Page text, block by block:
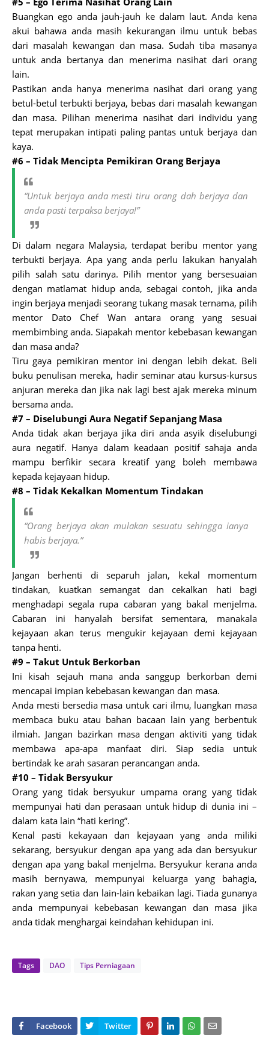
Buangkan ego anda jauh-jauh ke dalam laut. Anda kena
akui bahawa anda masih kekurangan ilmu untuk bebas
dari masalah kewangan dan masa. Sudah tiba masanya
untuk anda bertanya dan menerima nasihat dari orang
lain.
Pastikan anda hanya menerima nasihat dari orang yang
betul-betul terbukti berjaya, bebas dari masalah kewangan
dan masa. Pilihan menerima nasihat dari individu yang
tepat merupakan intipati paling pantas untuk berjaya dan
kaya.
#6 – Tidak Mencipta Pemikiran Orang Berjaya
“Untuk berjaya anda mesti tiru orang dah berjaya dan
anda pasti terpaksa berjaya!”
Di dalam negara Malaysia, terdapat beribu mentor yang
terbukti berjaya. Apa yang anda perlu lakukan hanyalah
pilih salah satu darinya. Pilih mentor yang bersesuaian
dengan matlamat hidup anda, sebagai contoh, jika anda
ingin berjaya menjadi seorang tukang masak ternama, pilih
mentor Dato Chef Wan antara orang yang sesuai
membimbing anda. Siapakah mentor kebebasan kewangan
dan masa anda?
Tiru gaya pemikiran mentor ini dengan lebih dekat. Beli
buku penulisan mereka, hadir seminar atau kursus-kursus
anjuran mereka dan jika nak lagi best ajak mereka minum
bersama anda.
#7 – Diselubungi Aura Negatif Sepanjang Masa
Anda tidak akan berjaya jika diri anda asyik diselubungi
aura negatif. Hanya dalam keadaan positif sahaja anda
mampu berfikir secara kreatif yang boleh membawa
kepada kejayaan hidup.
#8 – Tidak Kekalkan Momentum Tindakan
“Orang berjaya akan mulakan sesuatu sehingga ianya
habis berjaya.”
Jangan berhenti di separuh jalan, kekal momentum
tindakan, kuatkan semangat dan cekalkan hati bagi
menghadapi segala rupa cabaran yang bakal menjelma.
Cabaran ini hanyalah bersifat sementara, manakala
kejayaan akan terus mengukir kejayaan demi kejayaan
tanpa henti.
#9 – Takut Untuk Berkorban
Ini kisah sejauh mana anda sanggup berkorban demi
mencapai impian kebebasan kewangan dan masa.
Anda mesti bersedia masa untuk cari ilmu, luangkan masa
membaca buku atau bahan bacaan lain yang berbentuk
ilmiah. Jangan bazirkan masa dengan aktiviti yang tidak
membawa apa-apa manfaat diri. Siap sedia untuk
bertindak ke arah sasaran perancangan anda.
#10 – Tidak Bersyukur
Orang yang tidak bersyukur umpama orang yang tidak
mempunyai hati dan perasaan untuk hidup di dunia ini –
dalam kata lain “hati kering”.
Kenal pasti kekayaan dan kejayaan yang anda miliki
sekarang, bersyukur dengan apa yang ada dan bersyukur
dengan apa yang bakal menjelma. Bersyukur kerana anda
masih bernyawa, mempunyai keluarga yang bahagia,
rakan yang setia dan lain-lain kebaikan lagi. Tiada gunanya
anda mempunyai kebebasan kewangan dan masa jika
anda tidak menghargai keindahan kehidupan ini.
Tags DAO Tips Perniagaan